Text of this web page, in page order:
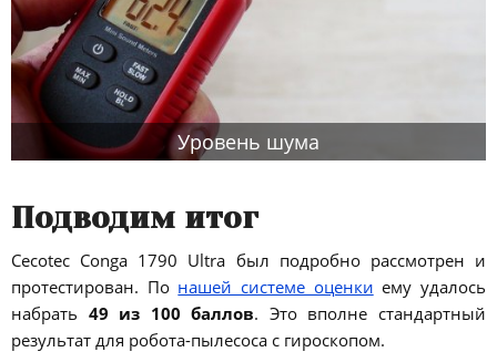
Уровень шума
Подводим итог
Cecotec Conga 1790 Ultra был подробно рассмотрен и
протестирован. По нашей системе оценки ему удалось
набрать 49 из 100 баллов. Это вполне стандартный
результат для робота-пылесоса с гироскопом.